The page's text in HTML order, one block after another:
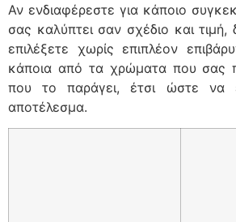
Αν ενδιαφέρεστε για κάποιο
σας καλύπτει σαν σχέδιο και
επιλέξετε χωρίς επιπλέον
κάποια από τα χρώματα που σας
που το παράγει, έτσι ώστε να
αποτέλεσμα.